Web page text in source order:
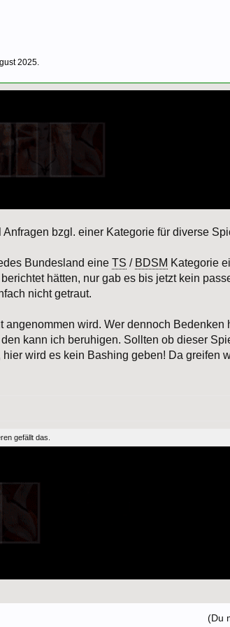
2025.
bzgl. einer Kategorie für diverse
Bundesland eine TS / BDSM Kategorie
hätten, nur gab es bis jetzt kein
nicht getraut.
angenommen wird. Wer dennoch Bedenken
kann ich beruhigen. Sollten ob dieser
wird es kein Bashing geben! Da greifen
gefällt das.
(Du